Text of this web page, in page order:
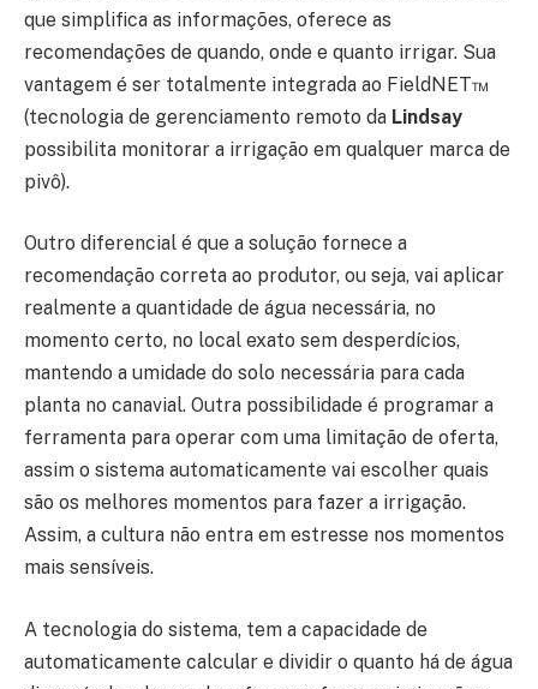
que simplifica as informações, oferece as
recomendações de quando, onde e quanto irrigar. Sua
vantagem é ser totalmente integrada ao FieldNET™
(tecnologia de gerenciamento remoto da Lindsay
possibilita monitorar a irrigação em qualquer marca de
pivô).
Outro diferencial é que a solução fornece a
recomendação correta ao produtor, ou seja, vai aplicar
realmente a quantidade de água necessária, no
momento certo, no local exato sem desperdícios,
mantendo a umidade do solo necessária para cada
planta no canavial. Outra possibilidade é programar a
ferramenta para operar com uma limitação de oferta,
assim o sistema automaticamente vai escolher quais
são os melhores momentos para fazer a irrigação.
Assim, a cultura não entra em estresse nos momentos
mais sensíveis.
A tecnologia do sistema, tem a capacidade de
automaticamente calcular e dividir o quanto há de água